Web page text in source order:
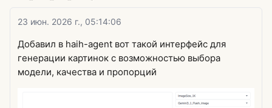
23 июн. 2026 г., 05:14:06
Добавил в haih-agent вот такой интерфейс для
генерации картинок с возможностью выбора
модели, качества и пропорций